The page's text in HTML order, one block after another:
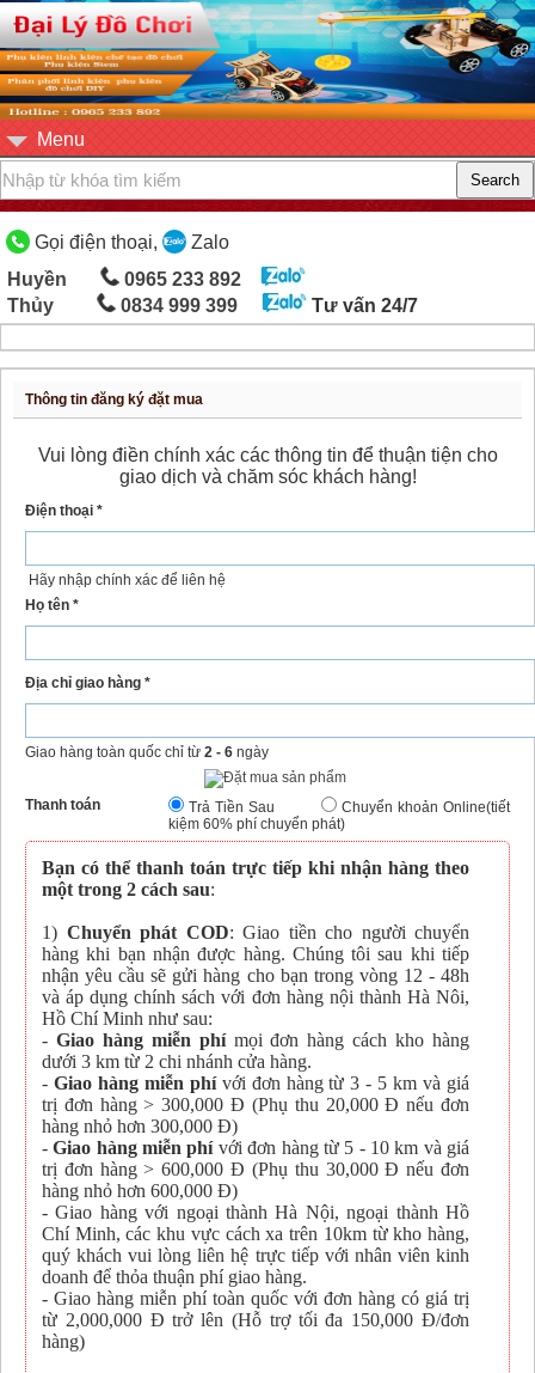
Menu
Gọi điện thoại,
Zalo
Huyền
0965 233 892
Thủy
0834 999 399 Tư vấn 24/7
Thông tin đăng ký đặt mua
Vui lòng điền chính xác các thông tin để thuận tiện cho
giao dịch và chăm sóc khách hàng!
Điện thoại *
Hãy nhập chính xác để liên hệ
Họ tên *
Địa chỉ giao hàng *
Giao hàng toàn quốc chỉ từ 2 - 6 ngày
Thanh toán Trả Tiền Sau
Chuyển khoản Online(tiết
kiệm 60% phí chuyển phát)
Bạn có thể thanh toán trực tiếp khi nhận hàng theo
một trong 2 cách sau:
1) Chuyển phát COD: Giao tiền cho người chuyển
hàng khi bạn nhận được hàng. Chúng tôi sau khi tiếp
nhận yêu cầu sẽ gửi hàng cho bạn trong vòng 12 - 48h
và áp dụng chính sách với đơn hàng nội thành Hà Nôi,
Hồ Chí Minh như sau:
- Giao hàng miễn phímọi đơn hàng cách kho hàng
dưới 3 km từ 2 chi nhánh cửa hàng.
- Giao hàng miễn phívới đơn hàng từ 3 - 5 km và giá
trị đơn hàng > 300,000 Đ (Phụ thu 20,000 Đ nếu đơn
hàng nhỏ hơn 300,000 Đ)
-Giao hàng miễn phívới đơn hàng từ 5 - 10 km và giá
trị đơn hàng > 600,000 Đ (Phụ thu 30,000 Đ nếu đơn
hàng nhỏ hơn 600,000 Đ)
- Giao hàng với ngoại thành Hà Nội, ngoại thành Hồ
Chí Minh, các khu vực cách xa trên 10km từ kho hàng,
quý khách vui lòng liên hệ trực tiếp với nhân viên kinh
doanh để thỏa thuận phí giao hàng.
- Giao hàng miễn phí toàn quốc với đơn hàng có giá trị
từ 2,000,000 Đ trở lên (Hỗ trợ tối đa 150,000 Đ/đơn
hàng)